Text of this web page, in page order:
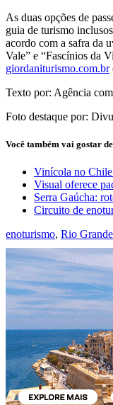
As duas opções de
guia de turismo
acordo com a safra da
Vale” e “Fascínios da
giordaniturismo.com.br
Texto por: Agência
Foto destaque por:
Você também vai gostar
Vinícola no Chile
Visual oferece
Serra Gaúcha:
Circuito de
enoturismo, Rio